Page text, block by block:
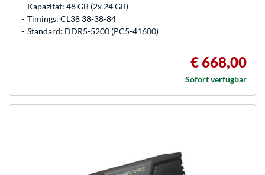
Kapazität: 48 GB (2x 24 GB)
Timings: CL38 38-38-84
Standard: DDR5-5200 (PC5-41600)
€ 668,00
Sofort verfügbar